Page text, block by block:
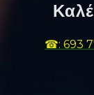
☎: 693